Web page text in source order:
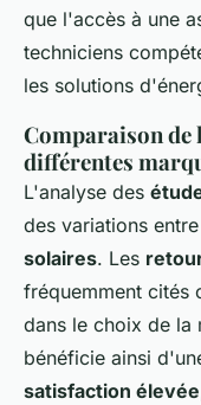
que l'accès à une
techniciens
les solutions
Comparaison
différentes
L'analyse des
des variations
solaires. Les
fréquemment cités
dans le choix de la
bénéficie ainsi
satisfaction élevée